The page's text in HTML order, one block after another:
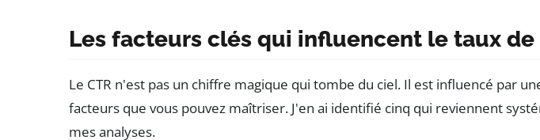
Les facteurs clés qui influencent le taux
Le CTR n'est pas un chiffre magique qui tombe du ciel. Il est influencé par
facteurs que vous pouvez maîtriser. J'en ai identifié cinq qui reviennent
mes analyses.